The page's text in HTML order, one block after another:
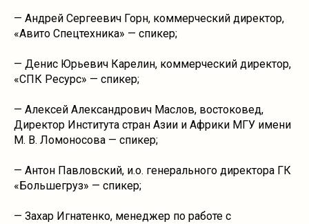
— Андрей Сергеевич Горн, коммерческий директор,
«Авито Спецтехника» — спикер;
— Денис Юрьевич Карелин, коммерческий директор,
«СПК Ресурс» — спикер;
— Алексей Александрович Маслов, востоковед,
Директор Института стран Азии и Африки МГУ имени
М. В. Ломоносова — спикер;
— Антон Павловский, и.о. генерального директора ГК
«Большегруз» — спикер;
— Захар Игнатенко, менеджер по работе с